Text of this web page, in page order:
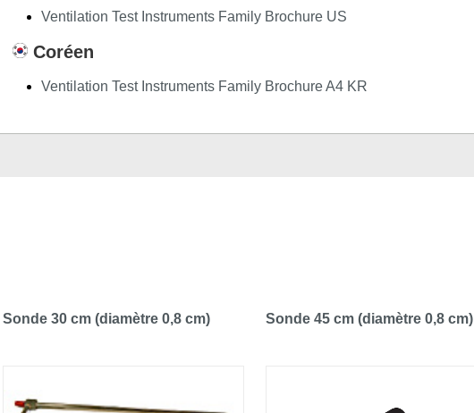
Ventilation Test Instruments Family Brochure US
Coréen
Ventilation Test Instruments Family Brochure A4 KR
Sonde 30 cm (diamètre 0,8 cm) Sonde 45 cm (diamètre 0,8 cm)